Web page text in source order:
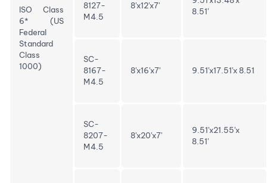
ISO Class
6* (US
Federal
Standard
Class
1000)
8127-
M4.5
8'x12'x7'
8.51'
SC-
8167-
M4.5
8'x16'x7' 9.51'x17.51'x 8.51
SC-
8207-
M4.5
8'x20'x7'
9.51'x21.55'x
8.51'